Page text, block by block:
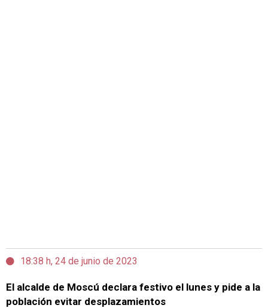
18:38 h, 24 de junio de 2023
El alcalde de Moscú declara festivo el lunes y pide a la
población evitar desplazamientos